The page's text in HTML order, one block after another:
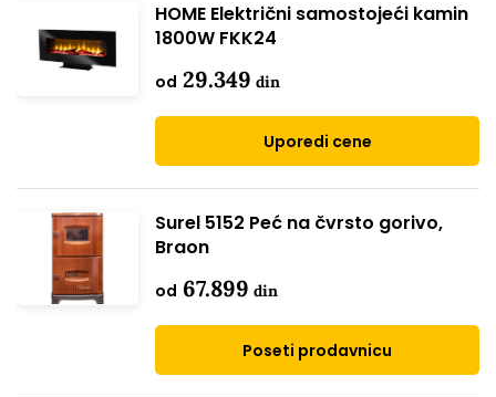
HOME Električni samostojeći kamin
1800W FKK24
od 29.349 din
Uporedi cene
Surel 5152 Peć na čvrsto gorivo,
Braon
od 67.899 din
Poseti prodavnicu